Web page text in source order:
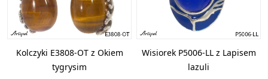
Kolczyki E3808-OT z Okiem
tygrysim
Wisiorek P5006-LL z Lapisem
lazuli